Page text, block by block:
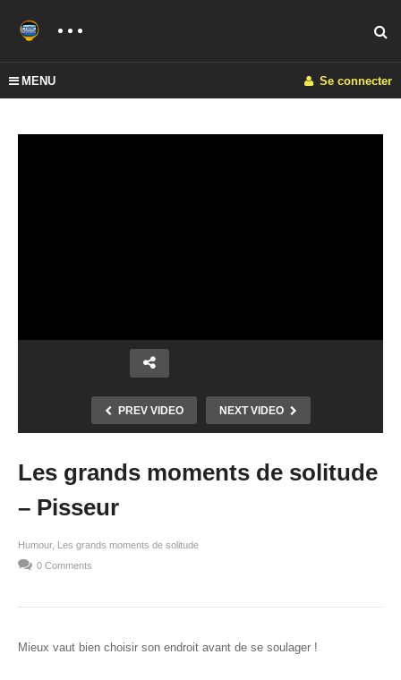
MENU Se connecter
PREV VIDEO NEXT VIDEO
Les grands moments de solitude
– Pisseur
Humour
Les grands moments de solitude
0 Comments
Mieux vaut bien choisir son endroit avant de se soulager !